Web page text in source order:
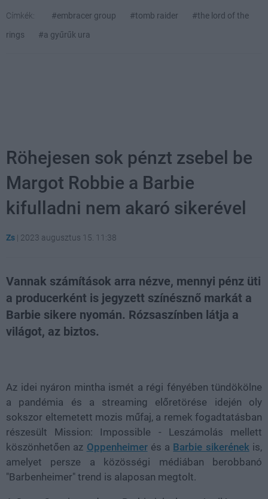
Címkék: #embracer group #tomb raider
#the lord of the
rings
#a gyűrűk ura
Röhejesen sok pénzt zsebel be
Margot Robbie a Barbie
kifulladni nem akaró sikerével
Zs | 2023 augusztus 15. 11:38
Vannak számítások arra nézve, mennyi pénz üti
a producerként is jegyzett színésznő markát a
Barbie sikere nyomán. Rózsaszínben látja a
világot, az biztos.
Az idei nyáron mintha ismét a régi fényében tündökölne
a pandémia és a streaming előretörése idején oly
sokszor eltemetett mozis műfaj, a remek fogadtatásban
részesült Mission: Impossible - Leszámolás mellett
köszönhetően az Oppenheimerés a Barbie sikerének is,
amelyet persze a közösségi médiában berobbanó
"Barbenheimer" trend is alaposan megtolt.